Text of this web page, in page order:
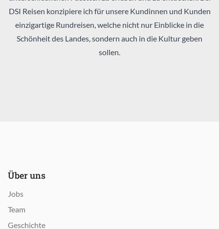
DSI Reisen konzipiere ich für unsere Kundinnen und Kunden
einzigartige Rundreisen, welche nicht nur Einblicke in die
Schönheit des Landes, sondern auch in die Kultur geben
sollen.
Über uns
Jobs
Team
Geschichte